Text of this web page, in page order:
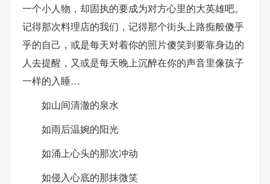
一个小人物，却固执的要成为对方心里的大英雄吧。
记得那次料理店的我们，记得那个街头上路痴般傻乎
乎的自己，或是每天对着你的照片傻笑到要靠身边的
人去提醒，又或是每天晚上沉醉在你的声音里像孩子
一样的入睡…
如山间清澈的泉水
如雨后温婉的阳光
如涌上心头的那次冲动
如侵入心底的那抹微笑